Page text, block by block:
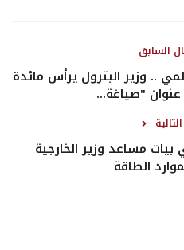
السابق
.. وزير البترول يرأس مائدة
"صياغة...
مساعد وزير الخارجية
الطاقة